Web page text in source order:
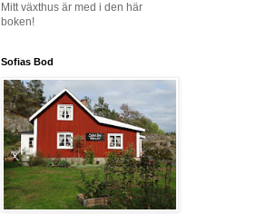
Mitt växthus är med i den här
boken!
Sofias Bod